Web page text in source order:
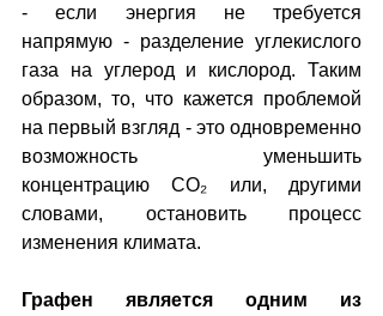
- если энергия не требуется
напрямую - разделение углекислого
газа на углерод и кислород. Таким
образом, то, что кажется проблемой
на первый взгляд - это одновременно
возможность уменьшить
концентрацию CO₂ или, другими
словами, остановить процесс
изменения климата.
Графен является одним из